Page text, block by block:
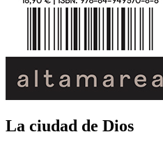
La ciudad de Dios